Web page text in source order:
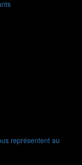
représentent au